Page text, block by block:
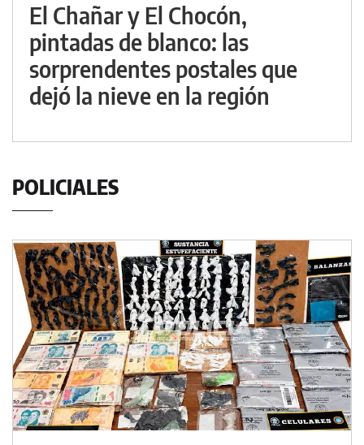
El Chañar y El Chocón,
pintadas de blanco: las
sorprendentes postales que
dejó la nieve en la región
POLICIALES